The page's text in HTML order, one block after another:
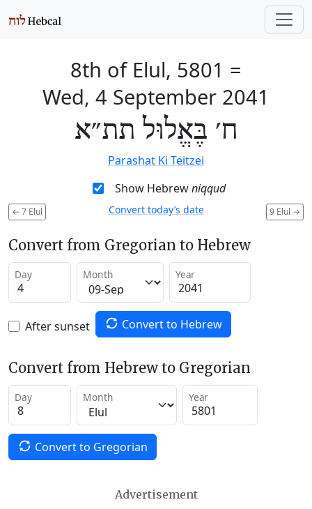
8th of Elul, 5801 =
Wed, 4 September 2041
ח׳ בֶּאֱלוּל תת״א
Parashat Ki Teitzei
Show Hebrewniqqud
← 7 Elul 9 Elul →
Convert today’s date
Convert from Gregorian to Hebrew
Day Month Year
After sunset Convert to Hebrew
Convert from Hebrew to Gregorian
Day Month Year
Convert to Gregorian
Advertisement